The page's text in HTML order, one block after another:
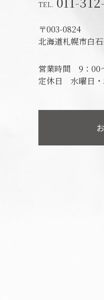
〒003-0824
北海道札幌市白
営業時間 9：00
定休日 水曜日